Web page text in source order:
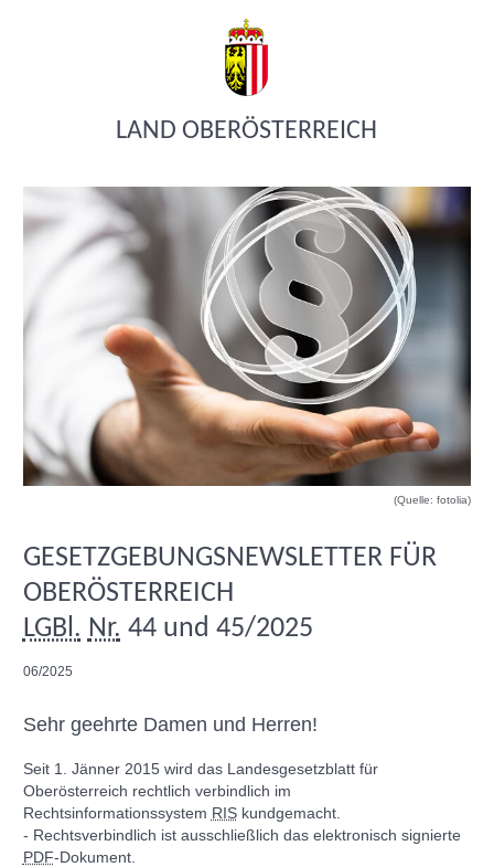
LAND OBERÖSTERREICH
(Quelle: fotolia)
GESETZGEBUNGSNEWSLETTER FÜR
OBERÖSTERREICH
LGBl. Nr. 44 und 45/2025
06/2025
Sehr geehrte Damen und Herren!
Seit 1. Jänner 2015 wird das Landesgesetzblatt für
Oberösterreich rechtlich verbindlich im
Rechtsinformationssystem RISkundgemacht.
- Rechtsverbindlich ist ausschließlich das elektronisch signierte
PDF-Dokument.